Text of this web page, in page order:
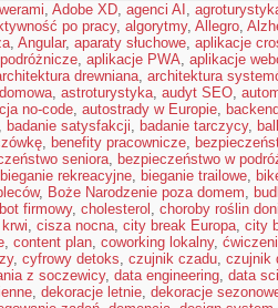
, Adobe XD, agenci AI ,
po pracy, algorytmy, Allegro,
, Angular, aparaty słuchowe, aplikacje
, aplikacje PWA, aplikacje
drewniana, architektura
, astroturystyka, audyt SEO,
no-code, autostrady w Europie,
, badanie satysfakcji, badanie tarczycy,
, benefity pracownicze,
seniora, bezpieczeństwo w
bieganie rekreacyjne, bieganie trailowe,
, Boże Narodzenie poza domem,
firmowy, cholesterol , choroby roślin
, cisza nocna, city break Europa, city
, content plan, coworking lokalny,
, cyfrowy detoks, czujnik czadu, czujnik
z soczewicy, data engineering, data
, dekoracje letnie, dekoracje